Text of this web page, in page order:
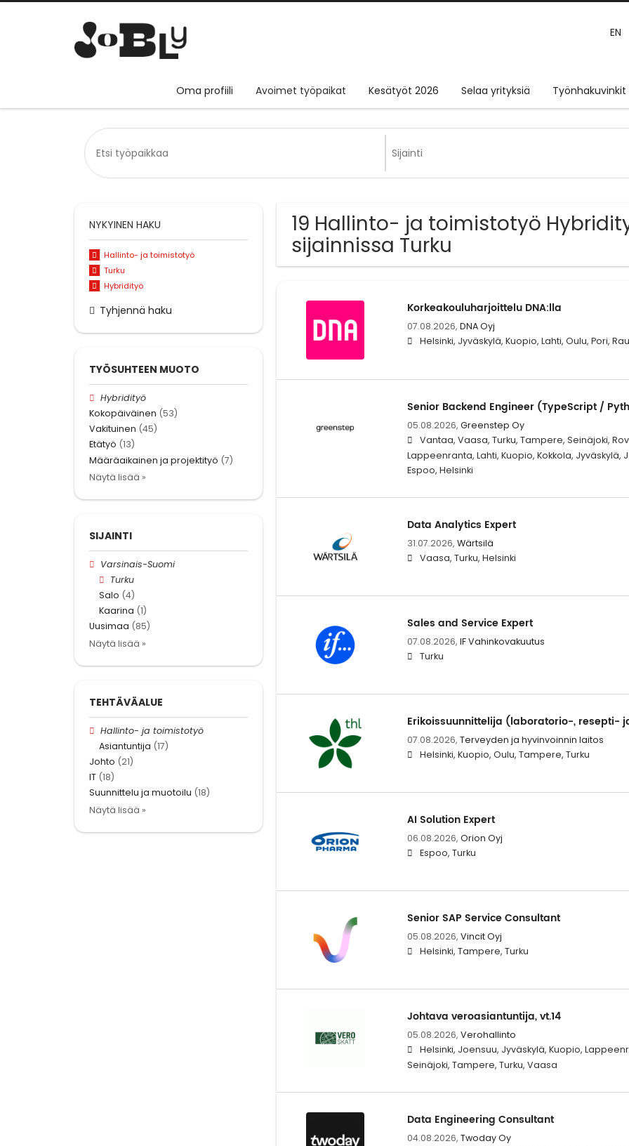
EN
Oma profiili Avoimet työpaikat Kesätyöt 2026 Selaa yrityksiä Työnhakuvinkit
19 Hallinto- ja toimistotyö
sijainnissa Turku
Korkeakouluharjoittelu DNA:lla
07.08.2026, DNA Oyj
Helsinki, Jyväskylä, Kuopio, Lahti, Oulu, Pori,
Senior Backend Engineer (TypeScript /
05.08.2026, Greenstep Oy
Vantaa, Vaasa, Turku, Tampere, Seinäjoki,
Lappeenranta, Lahti, Kuopio, Kokkola, Jyväskylä,
Espoo, Helsinki
Data Analytics Expert
31.07.2026, Wärtsilä
Vaasa, Turku, Helsinki
Sales and Service Expert
07.08.2026, IF Vahinkovakuutus
Turku
Erikoissuunnittelija (laboratorio-, resepti-
07.08.2026, Terveyden ja hyvinvoinnin laitos
Helsinki, Kuopio, Oulu, Tampere, Turku
AI Solution Expert
06.08.2026, Orion Oyj
Espoo, Turku
Senior SAP Service Consultant
05.08.2026, Vincit Oyj
Helsinki, Tampere, Turku
Johtava veroasiantuntija, vt.14
05.08.2026, Verohallinto
Helsinki, Joensuu, Jyväskylä, Kuopio,
Seinäjoki, Tampere, Turku, Vaasa
Data Engineering Consultant
04.08.2026, Twoday Oy
NYKYINEN HAKU
Hallinto- ja toimistotyö
Turku
Hybridityö
Tyhjennä haku
TYÖSUHTEEN MUOTO
Hybridityö
Kokopäiväinen (53)
Vakituinen (45)
Etätyö (13)
Määräaikainen ja projektityö (7)
Näytä lisää »
SIJAINTI
Varsinais-Suomi
Turku
Salo (4)
Kaarina (1)
Uusimaa (85)
Näytä lisää »
TEHTÄVÄALUE
Hallinto- ja toimistotyö
Asiantuntija (17)
Johto (21)
IT (18)
Suunnittelu ja muotoilu (18)
Näytä lisää »